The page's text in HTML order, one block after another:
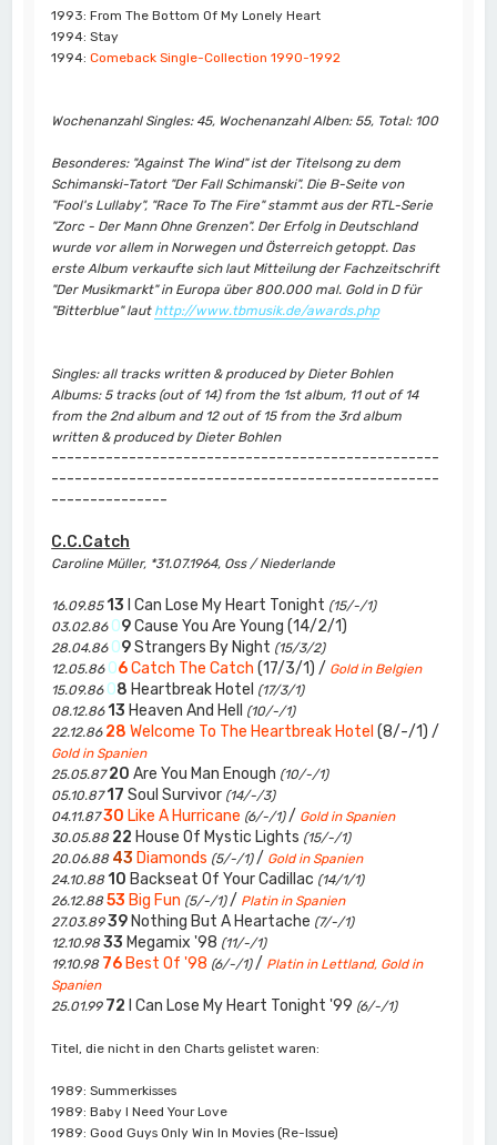
1993: From The Bottom Of My Lonely Heart
1994: Stay
1994:Comeback Single-Collection 1990-1992
Wochenanzahl Singles: 45, Wochenanzahl Alben: 55, Total: 100
Besonderes: "Against The Wind" ist der Titelsong zu dem
Schimanski-Tatort "Der Fall Schimanski". Die B-Seite von
"Fool's Lullaby", "Race To The Fire" stammt aus der RTL-Serie
"Zorc - Der Mann Ohne Grenzen". Der Erfolg in Deutschland
wurde vor allem in Norwegen und Österreich getoppt. Das
erste Album verkaufte sich laut Mitteilung der Fachzeitschrift
"Der Musikmarkt" in Europa über 800.000 mal. Gold in D für
"Bitterblue" laut http://www.tbmusik.de/awards.php
Singles: all tracks written & produced by Dieter Bohlen
Albums: 5 tracks (out of 14) from the 1st album, 11 out of 14
from the 2nd album and 12 out of 15 from the 3rd album
written & produced by Dieter Bohlen
--------------------------------------------------
--------------------------------------------------
---------------
C.C.Catch
Caroline Müller, *31.07.1964, Oss / Niederlande
16.09.85 13 I Can Lose My Heart Tonight (15/-/1)
03.02.86 09Cause You Are Young (14/2/1)
28.04.86 09Strangers By Night (15/3/2)
12.05.86 06Catch The Catch (17/3/1) / Gold in Belgien
15.09.86 08 Heartbreak Hotel (17/3/1)
08.12.86 13 Heaven And Hell
(10/-/1)
22.12.86 28 Welcome To The Heartbreak Hotel (8/-/1) /
Gold in Spanien
25.05.87 20 Are You Man Enough (10/-/1)
05.10.87 17 Soul Survivor (14/-/3)
04.11.87 30 Like A Hurricane (6/-/1)/ Gold in Spanien
30.05.88 22 House Of Mystic Lights (15/-/1)
20.06.88 43 Diamonds (5/-/1)/ Gold in Spanien
24.10.88 10 Backseat Of Your Cadillac (14/1/1)
26.12.88 53 Big Fun (5/-/1)/ Platin in Spanien
27.03.89 39 Nothing But A Heartache (7/-/1)
12.10.98 33 Megamix '98 (11/-/1)
19.10.98 76 Best Of '98 (6/-/1)/ Platin in Lettland, Gold in
Spanien
25.01.99 72 I Can Lose My Heart Tonight '99 (6/-/1)
Titel, die nicht in den Charts gelistet waren:
1989: Summerkisses
1989: Baby I Need Your Love
1989: Good Guys Only Win In Movies (Re-Issue)